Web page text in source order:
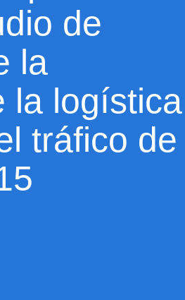
de
la
la logística
tráfico de